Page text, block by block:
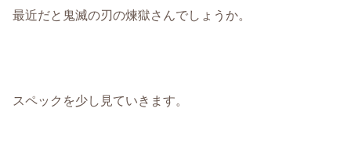
最近だと鬼滅の刃の煉獄さんでしょうか。
スペックを少し見ていきます。